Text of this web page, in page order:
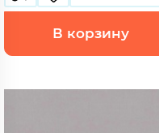
В корзину